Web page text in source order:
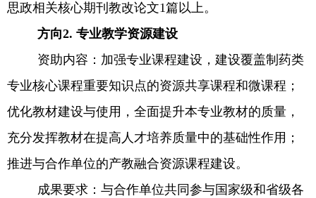
思政相关核心期刊教改论文1篇以上。
方向2. 专业教学资源建设
资助内容：加强专业课程建设，建设覆盖制药类
专业核心课程重要知识点的资源共享课程和微课程；
优化教材建设与使用，全面提升本专业教材的质量，
充分发挥教材在提高人才培养质量中的基础性作用；
推进与合作单位的产教融合资源课程建设。
成果要求：与合作单位共同参与国家级和省级各